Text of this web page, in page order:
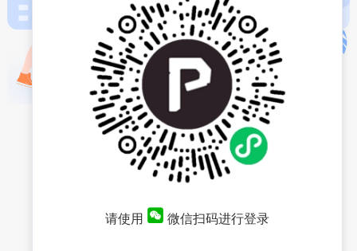
请使用 微信扫码进行登录